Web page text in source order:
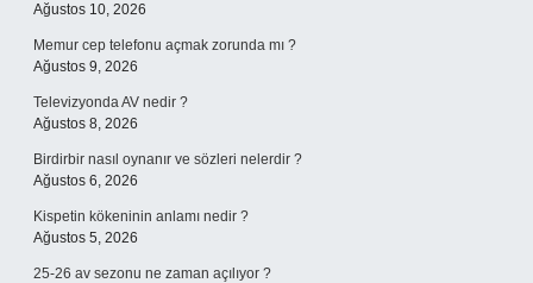
Ağustos 10, 2026
Memur cep telefonu açmak zorunda mı ?
Ağustos 9, 2026
Televizyonda AV nedir ?
Ağustos 8, 2026
Birdirbir nasıl oynanır ve sözleri nelerdir ?
Ağustos 6, 2026
Kispetin kökeninin anlamı nedir ?
Ağustos 5, 2026
25-26 av sezonu ne zaman açılıyor ?